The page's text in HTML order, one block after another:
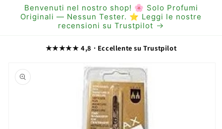
Benvenuti nel nostro shop! 🌸 Solo Profumi
Originali — Nessun Tester. ⭐ Leggi le nostre
recensioni su Trustpilot
★★★★★ 4,8 · Eccellente su Trustpilot
informazioni
sul prodotto